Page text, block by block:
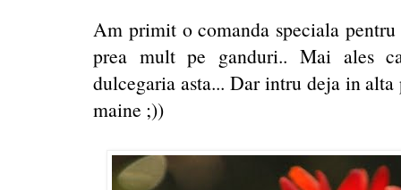
Am primit o comanda speciala
prea mult pe ganduri.. Mai ales
dulcegaria asta... Dar intru deja in
maine ;))